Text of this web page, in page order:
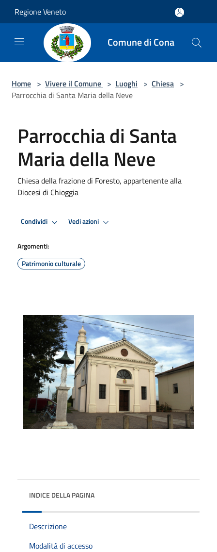
Regione Veneto
Comune di Cona
Home > Vivere il Comune > Luoghi > Chiesa >
Parrocchia di Santa Maria della Neve
Parrocchia di Santa
Maria della Neve
Chiesa della frazione di Foresto, appartenente alla
Diocesi di Chioggia
Condividi Vedi azioni
Argomenti:
Patrimonio culturale
INDICE DELLA PAGINA
Descrizione
Modalità di accesso